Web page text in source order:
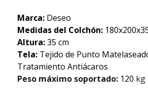
Marca:Deseo
Medidas del Colchón:
Altura:35 cm
Tela:Tejido de Punto
Tratamiento Antiácaros
Peso máximo soportado:120 kg